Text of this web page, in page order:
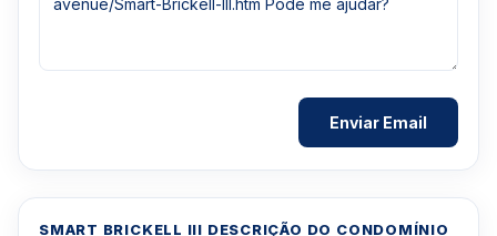
SMART BRICKELL III DESCRIÇÃO DO CONDOMÍNIO